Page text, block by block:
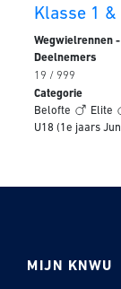
Klasse 1 &
Wegwielrennen
Deelnemers
19 / 999
Categorie
Belofte
Elite
U18 (1e jaars
MIJN KNWU